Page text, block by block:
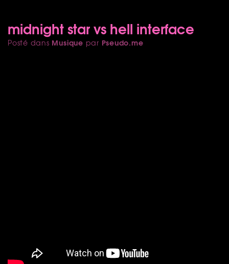
midnight star vs hell interface
Posté dans Musique par Pseudo.me